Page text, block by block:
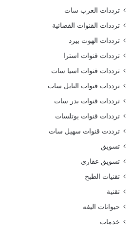
ترددات العرب سات
ترددات القنوات الفضائية
ترددات الهوت بيرد
ترددات قنوات استرا
ترددات قنوات اسيا سات
ترددات قنوات النايل سات
ترددات قنوات بدر سات
ترددات قنوات يوتلسات
ترددت قنوات سهيل سات
تسويق
تسويق عقاري
تقنيات الطبخ
تقنية
حيوانات اليفه
خدمات